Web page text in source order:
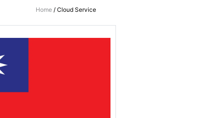
Home / Cloud Service